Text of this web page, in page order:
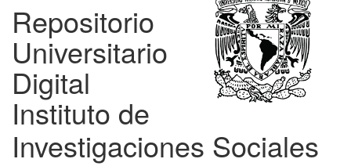
Repositorio
Universitario
Digital
Instituto de
Investigaciones Sociales